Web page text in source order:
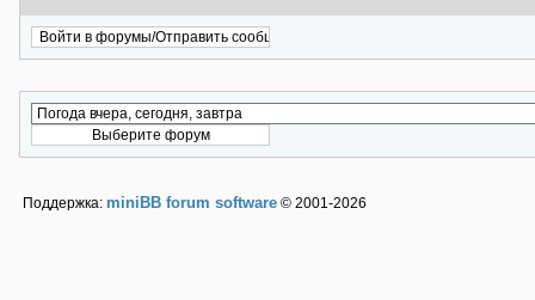
Поддержка: miniBB forum software © 2001-2026